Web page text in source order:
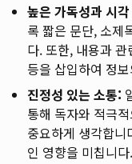
높은 가독성과 시
록 짧은 문단, 소제
다. 또한, 내용과
등을 삽입하여 정
진정성 있는 소통:
통해 독자와 적극
중요하게 생각합니
인 영향을 미칩니다.